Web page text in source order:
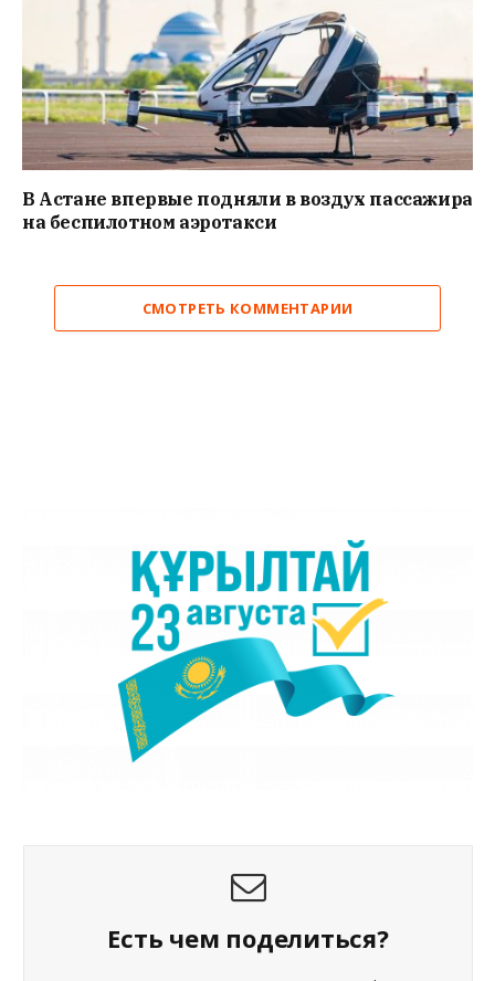
В Астане впервые подняли в воздух пассажира
на беспилотном аэротакси
СМОТРЕТЬ КОММЕНТАРИИ
Есть чем поделиться?